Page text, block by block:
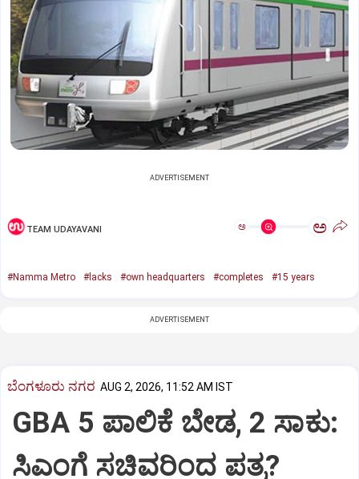
ADVERTISEMENT
TEAM UDAYAVANI ಅ ಅ
#Namma Metro #lacks #own headquarters #completes #15 years
ADVERTISEMENT
ಬೆಂಗಳೂರು ನಗರ AUG 2, 2026, 11:52 AM IST
GBA 5 ಪಾಲಿಕೆ ಬೇಡ, 2 ಸಾಕು:
ಸಿಎಂಗೆ ಸಚಿವರಿಂದ ಪತ್ರ?